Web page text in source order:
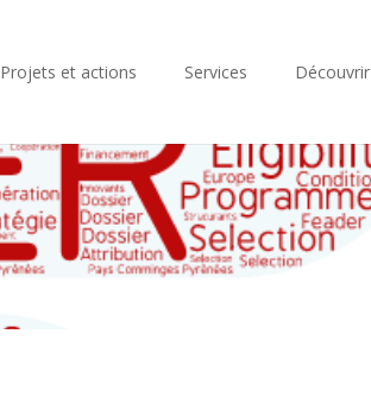
Projets et actions Services Découvrir